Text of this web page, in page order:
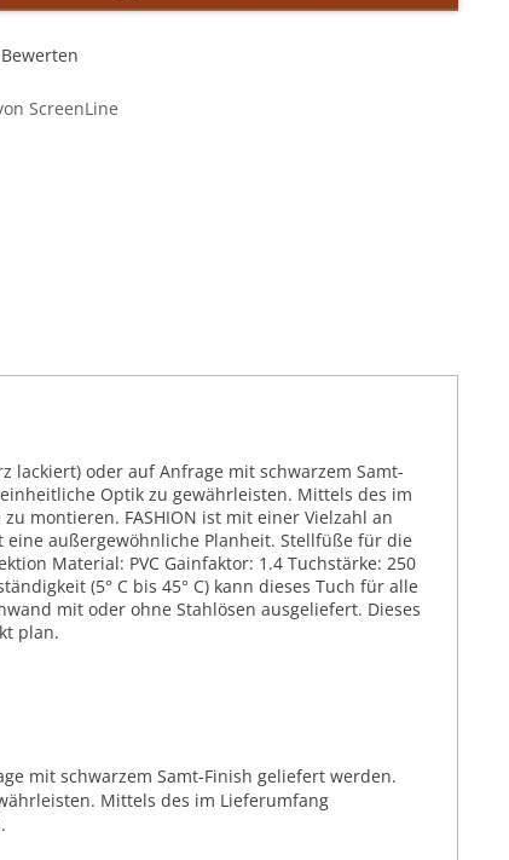
Bewerten
ScreenLine
lackiert) oder auf Anfrage mit schwarzem Samt-
Optik zu gewährleisten. Mittels des im
montieren. FASHION ist mit einer Vielzahl an
außergewöhnliche Planheit. Stellfüße für die
Material: PVC Gainfaktor: 1.4 Tuchstärke: 250
(5° C bis 45° C) kann dieses Tuch für alle
mit oder ohne Stahlösen ausgeliefert. Dieses
plan.
mit schwarzem Samt-Finish geliefert werden.
Mittels des im Lieferumfang